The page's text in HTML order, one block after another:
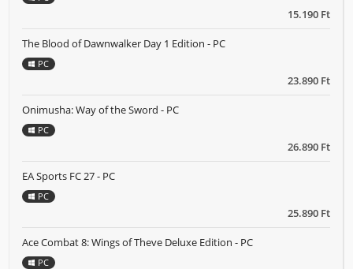
15.190 Ft
23.890 Ft
The Blood of Dawnwalker Day 1 Edition - PC
PC
26.890 Ft
Onimusha: Way of the Sword - PC
PC
25.890 Ft
EA Sports FC 27 - PC
PC
Ace Combat 8: Wings of Theve Deluxe Edition - PC
PC